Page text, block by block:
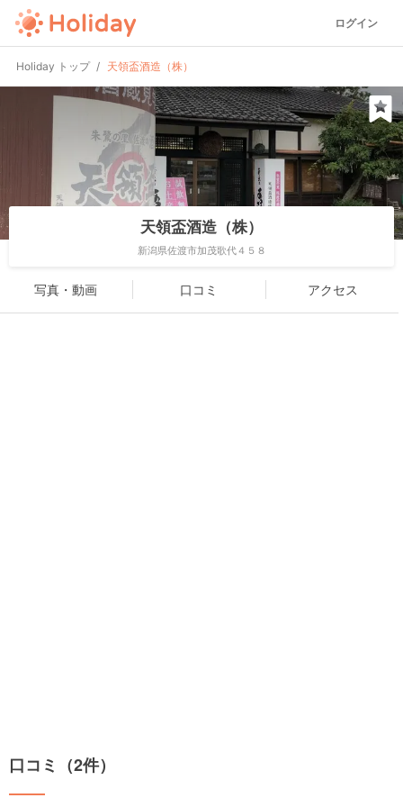
ログイン
Holiday トップ 天領盃酒造（株）
天領盃酒造（株）
新潟県佐渡市加茂歌代４５８
写真・動画 口コミ アクセス
口コミ（2件）